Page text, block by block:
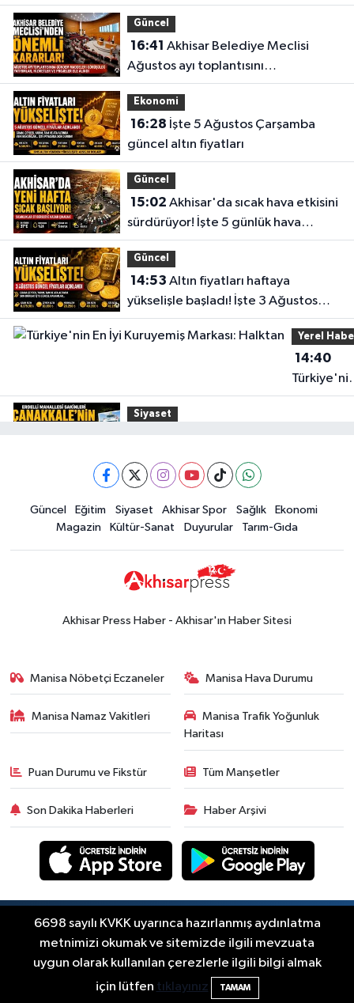
aşıldı
Güncel
16:41
Ağustos ayı toplantısını
gerçekleştirdi
Ekonomi
16:28
güncel altın fiyatları
Güncel
15:02
sürdürüyor! İşte 5 günlük hava
durumu
Güncel
14:53
yükselişle başladı! İşte 3 Ağustos
güncel fiyatlar
Yerel
14:40
En İyi
Siyaset
yaşadı
19:00Kadın ve Çocuk Giyimde Yeni
Dönem: Minik Terzi’den Anne-
Çocuk Stilini Tamamlayan
Koleksiyonlar
Güncel
18:57Akhisar'da Atatürk
Duyurular
ilgilendiriyor! Cuma günü elektrik
kesintisi uygulanacak
Alhatoğlu'ndan
Akhisargücü'ne sponsorluk desteği
devam ediyor
Ekonomi
14:54Manisalı iş insanlarından
Kazakistan atağı
Magazin
Kızıltaş çifti dünya evine girdi
Güncel Eğitim Siyaset Akhisar Spor Sağlık
Ekonomi
Magazin
Kültür-Sanat Duyurular Tarım-Gıda
Akhisar Press Haber - Akhisar'ın Haber Sitesi
Manisa Nöbetçi Eczaneler Manisa Hava Durumu
Manisa Namaz Vakitleri
Manisa Trafik Yoğunluk
Haritası
Puan Durumu ve Fikstür Tüm Manşetler
Son Dakika Haberleri Haber Arşivi
RSS
Copyright © Akhisar Press Haber 2012-2026 Her
hakkı saklıdır.
Haber Yazılımı:TE Bilişim
6698 sayılı KVKK uyarınca hazırlanmış aydınlatma
metnimizi okumak ve sitemizde ilgili mevzuata
uygun olarak kullanılan çerezlerle ilgili bilgi almak
için lütfen tıklayınız TAMAM